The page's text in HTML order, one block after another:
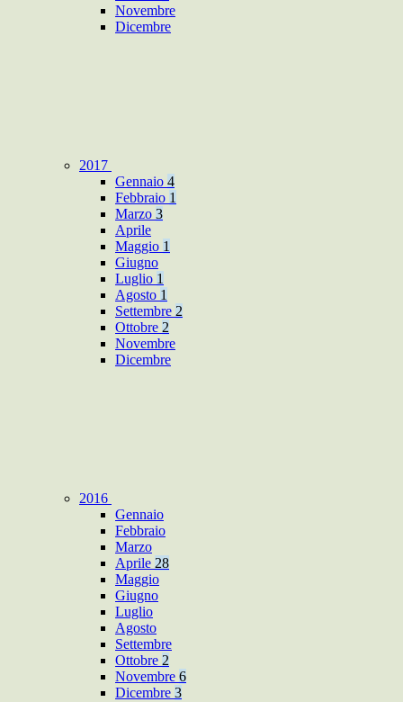
Novembre
Dicembre
2017
Gennaio 4
Febbraio 1
Marzo 3
Aprile
Maggio 1
Giugno
Luglio 1
Agosto 1
Settembre 2
Ottobre 2
Novembre
Dicembre
2016
Gennaio
Febbraio
Marzo
Aprile 28
Maggio
Giugno
Luglio
Agosto
Settembre
Ottobre 2
Novembre 6
Dicembre 3